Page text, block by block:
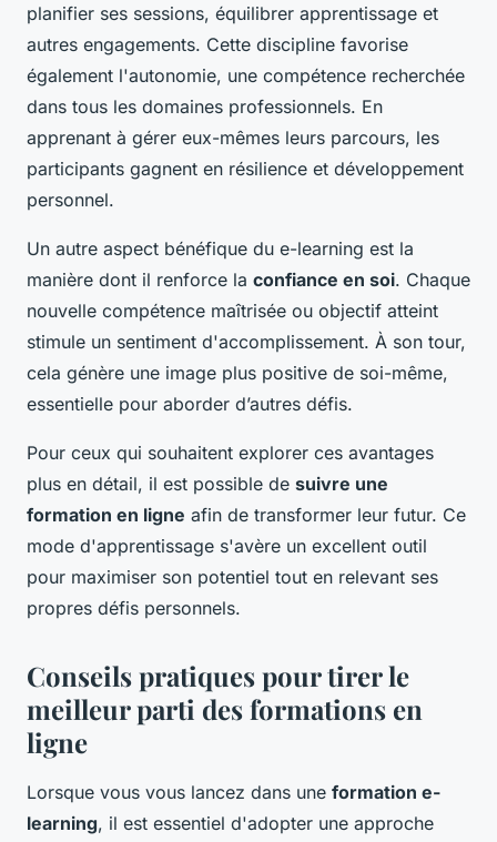
planifier ses sessions, équilibrer apprentissage et
autres engagements. Cette discipline favorise
également l'autonomie, une compétence recherchée
dans tous les domaines professionnels. En
apprenant à gérer eux-mêmes leurs parcours, les
participants gagnent en résilience et développement
personnel.
Un autre aspect bénéfique du e-learning est la
manière dont il renforce la confiance en soi. Chaque
nouvelle compétence maîtrisée ou objectif atteint
stimule un sentiment d'accomplissement. À son tour,
cela génère une image plus positive de soi-même,
essentielle pour aborder d’autres défis.
Pour ceux qui souhaitent explorer ces avantages
plus en détail, il est possible de suivre une
formation en ligne afin de transformer leur futur. Ce
mode d'apprentissage s'avère un excellent outil
pour maximiser son potentiel tout en relevant ses
propres défis personnels.
Conseils pratiques pour tirer le
meilleur parti des formations en
ligne
Lorsque vous vous lancez dans une formation e-
learning, il est essentiel d'adopter une approche